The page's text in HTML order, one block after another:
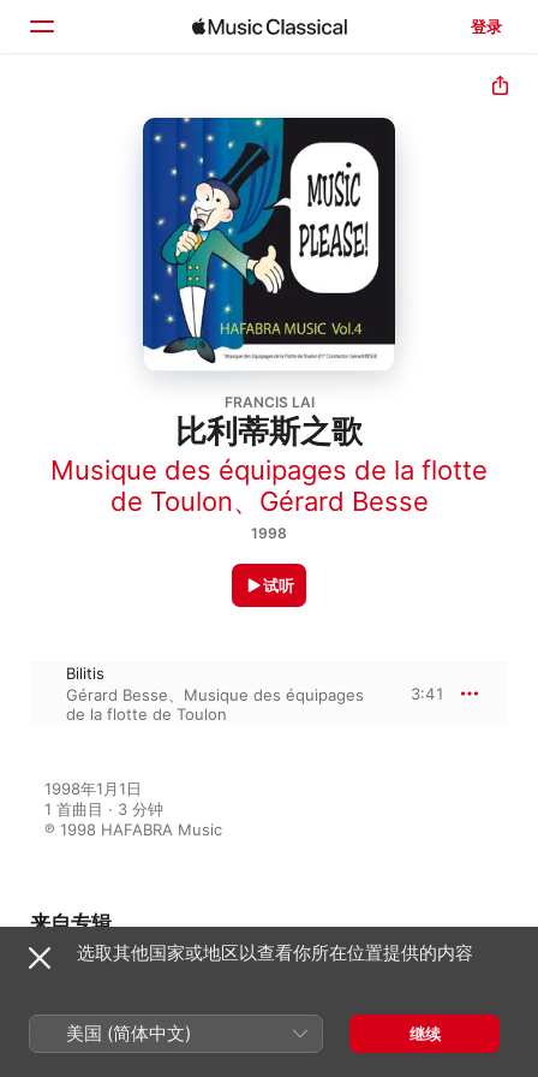
登录
FRANCIS LAI
比利蒂斯之歌
Musique des équipages de la flotte
de Toulon、 Gérard Besse
1998
试听
Bilitis
Gérard Besse
Musique des équipages
de la flotte de Toulon
3:41
1998年1月1日
1 首曲目 · 3 分钟
℗ 1998 HAFABRA Music
来自专辑
Music Please!
Musique des équipages de la flotte
de Toulon、Gérard Besse
选取其他国家或地区以查看你所在位置提供的内容
美国 (简体中文) 继续